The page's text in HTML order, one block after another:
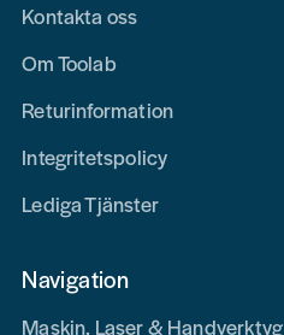
Kontakta oss
Om Toolab
Returinformation
Integritetspolicy
Lediga Tjänster
Navigation
Maskin, Laser & Handverktyg